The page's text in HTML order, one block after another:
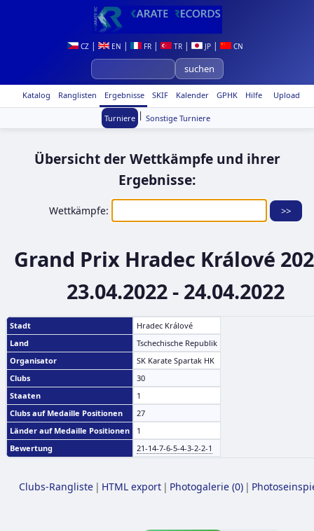
CZ| EN | FR| TR| JP| CN
Upload
Katalog Ranglisten Ergebnisse SKIF Kalender GPHK Hilfe
Turniere | Sonstige Turniere
Übersicht der Wettkämpfe und ihrer
Ergebnisse:
Wettkämpfe:
Grand Prix Hradec Králové
23.04.2022 - 24.04.2022
Stadt
Hradec Králové
Land
Tschechische Republik
Organisator
SK Karate Spartak HK
Clubs
30
Staaten
1
Clubs auf Medaille Positionen
27
Länder auf Medaille Positionen
1
Bewertung
21-14-7-6-5-4-3-2-2-1
Clubs-Rangliste | HTML export | Photogalerie (0) |